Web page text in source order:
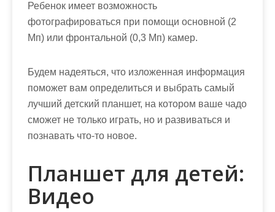
Ребенок имеет возможность
фотографироваться при помощи основной (2
Мп) или фронтальной (0,3 Мп) камер.
Будем надеяться, что изложенная информация
поможет вам определиться и выбрать самый
лучший детский планшет, на котором ваше чадо
сможет не только играть, но и развиваться и
познавать что-то новое.
Планшет для детей:
Видео